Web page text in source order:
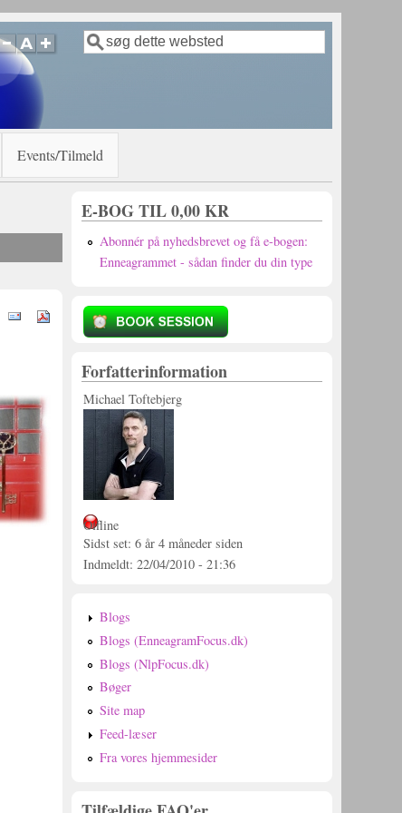
Søgefelt
Søg
Events/Tilmeld
E-BOG TIL 0,00 KR
Abonnér på nyhedsbrevet og få e-bogen:
Enneagrammet - sådan finder du din type
Forfatterinformation
Michael Toftebjerg
Offline
Sidst set: 6 år 4 måneder siden
Indmeldt: 22/04/2010 - 21:36
Blogs
Blogs (EnneagramFocus.dk)
Blogs (NlpFocus.dk)
Bøger
Site map
Feed-læser
Fra vores hjemmesider